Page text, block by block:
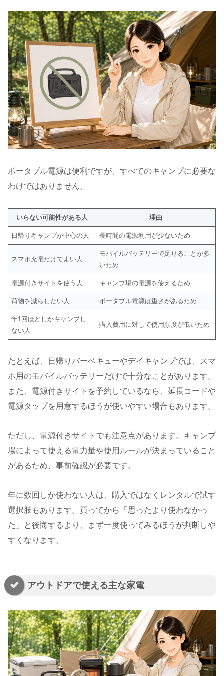
ポータブル電源は便利ですが、すべてのキャンプに必要な
わけではありません。
いらない可能性がある人 理由
日帰りキャンプが中心の人 長時間の電源利用が少ないため
スマホ充電だけでよい人
モバイルバッテリーで足りることが多
いため
電源付きサイトを使う人 キャンプ場の電源を使えるため
荷物を減らしたい人 ポータブル電源は重さがあるため
年1回ほどしかキャンプし
ない人
購入費用に対して使用頻度が低いため
たとえば、日帰りバーベキューやデイキャンプでは、スマ
ホ用のモバイルバッテリーだけで十分なことがあります。
また、電源付きサイトを予約しているなら、延長コードや
電源タップを用意するほうが使いやすい場合もあります。
ただし、電源付きサイトでも注意点があります。キャンプ
場によって使える電力量や使用ルールが決まっていること
があるため、事前確認が必要です。
年に数回しか使わない人は、購入ではなくレンタルで試す
選択肢もあります。買ってから「思ったより使わなかっ
た」と後悔するより、まず一度使ってみるほうが判断しや
すくなります。
アウトドアで使える主な家電